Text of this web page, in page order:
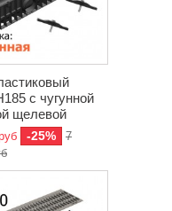
с чугунной
щелевой
-25%
7